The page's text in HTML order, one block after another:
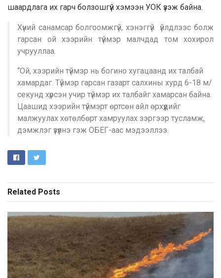
шаардлага их гарч болзошгүй хэмээн УОК үзэж байна.
Хүний санамсар болгоомжгүй, хэнэггүй үйлдлээс болж
гарсан ой хээрийн түймэр малчдад том хохирол
учрууллаа.
“Ой, хээрийн түймэр нь богино хугацаанд их талбай
хамардаг. Түймэр гарсан газарт салхины хурд 6-18 м/
секунд хүрсэн учир түймэр их талбайг хамарсан байна.
Цаашид хээрийн түймэрт өртсөн айл өрхүүдийг
малжуулах хөтөлбөрт хамруулах зэргээр тусламж,
дэмжлэг үзүүлнэ гэж ОБЕГ-аас мэдээллээ.
Related Posts